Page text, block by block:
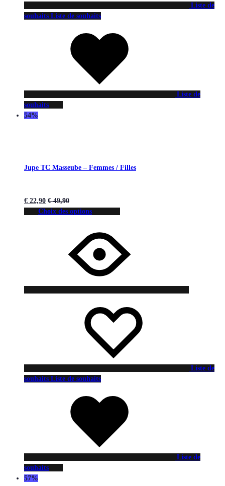
Liste de
souhaits Liste de souhaits
Liste de
souhaits
54%
Jupe TC Masseube – Femmes / Filles
€ 22,90 €49,90
Choix des options
Liste de
souhaits Liste de souhaits
Liste de
souhaits
57%